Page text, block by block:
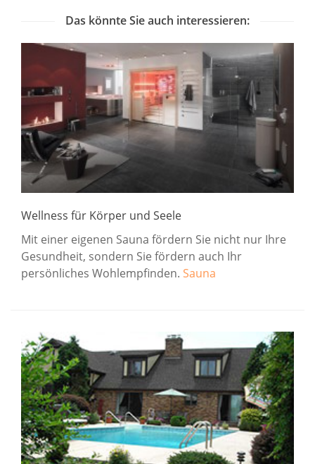
Das könnte Sie auch interessieren:
Wellness für Körper und Seele
Mit einer eigenen Sauna fördern Sie nicht nur Ihre
Gesundheit, sondern Sie fördern auch Ihr
persönliches Wohlempfinden. Sauna